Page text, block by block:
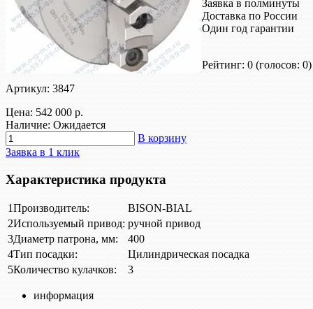
Заявка в полминуты
Доставка по России
Один год гарантии
Рейтинг: 0 (голосов: 0)
Артикул: 3847
Цена: 542 000 р.
Наличие: Ожидается
В корзину
Заявка в 1 клик
Характеристика продукта
1Производитель:
BISON-BIAL
2Используемый привод: ручной привод
3Диаметр патрона, мм:
400
4Тип посадки:
Цилиндрическая посадка
5Количество кулачков: 3
информация